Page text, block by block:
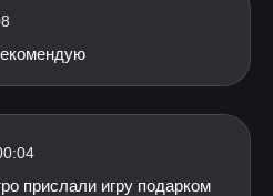
прислали игру подарком